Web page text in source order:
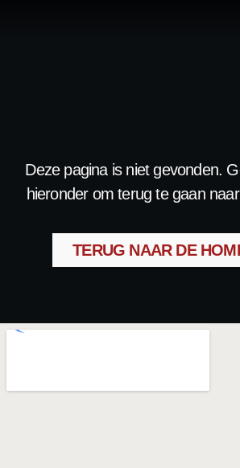
Deze pagina is niet gevonden.
hieronder om terug te gaan
TERUG NAAR DE